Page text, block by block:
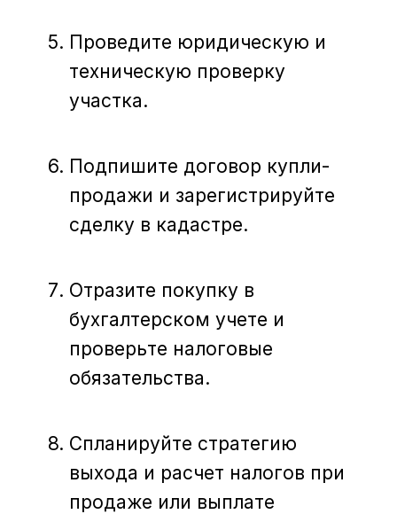
Проведите юридическую и
техническую проверку
участка.
Подпишите договор купли-
продажи и зарегистрируйте
сделку в кадастре.
Отразите покупку в
бухгалтерском учете и
проверьте налоговые
обязательства.
Спланируйте стратегию
выхода и расчет налогов при
продаже или выплате